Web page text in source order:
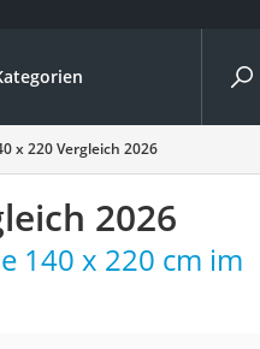
Vergleiche nach
Topper
x 220 Vergleich 2026
2026
140 x 220 cm im